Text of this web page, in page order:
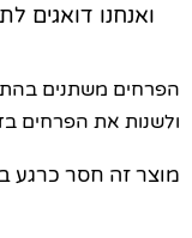
ואנחנו דואגים
הפרחים משתנים
ולשנות את הפרחים
מוצר זה חסר כרגע